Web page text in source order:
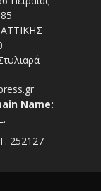
Name:
252127